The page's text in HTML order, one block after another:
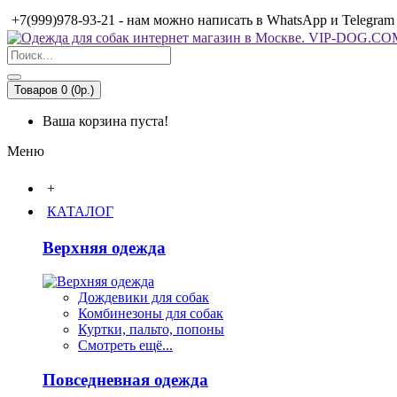
+7(999)978-93-21 - нам можно написать в WhatsApp и Telegram
Товаров 0 (0р.)
Ваша корзина пуста!
Меню
+
КАТАЛОГ
Верхняя одежда
Дождевики для собак
Комбинезоны для собак
Куртки, пальто, попоны
Смотреть ещё...
Повседневная одежда